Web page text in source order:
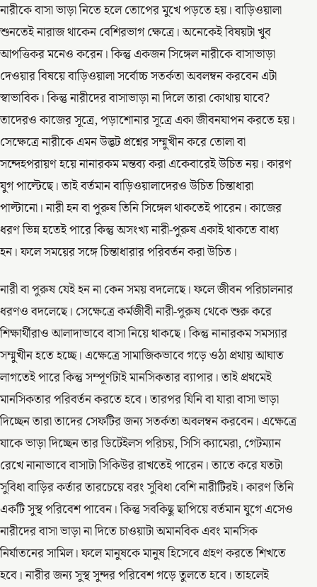
নারীকে বাসা ভাড়া নিতে হলে তোপের মুখে পড়তে হয়। বাড়িওয়ালা
শুনতেই নারাজ থাকেন বেশিরভাগ ক্ষেত্রে। অনেকেই বিষয়টা খুব
আপত্তিকর মনেও করেন। কিন্তু একজন সিঙ্গেল নারীকে বাসাভাড়া
দেওয়ার বিষয়ে বাড়িওয়ালা সর্বোচ্চ সতর্কতা অবলম্বন করবেন এটা
স্বাভাবিক। কিন্তু নারীদের বাসাভাড়া না দিলে তারা কোথায় যাবে?
তাদেরও কাজের সূত্রে, পড়াশোনার সূত্রে একা জীবনযাপন করতে হয়।
সেক্ষেত্রে নারীকে এমন উদ্ভট প্রশ্নের সম্মুখীন করে তোলা বা
সন্দেহপরায়ণ হয়ে নানারকম মন্তব্য করা একেবারেই উচিত নয়। কারণ
যুগ পাল্টেছে। তাই বর্তমান বাড়িওয়ালাদেরও উচিত চিন্তাধারা
পাল্টানো। নারী হন বা পুরুষ তিনি সিঙ্গেল থাকতেই পারেন। কাজের
ধরণ ভিন্ন হতেই পারে কিন্তু অসংখ্য নারী-পুরুষ একাই থাকতে বাধ্য
হন। ফলে সময়ের সঙ্গে চিন্তাধারার পরিবর্তন করা উচিত।
নারী বা পুরুষ যেই হন না কেন সময় বদলেছে। ফলে জীবন পরিচালনার
ধরণও বদলেছে। সেক্ষেত্রে কর্মজীবী নারী-পুরুষ থেকে শুরু করে
শিক্ষার্থীরাও আলাদাভাবে বাসা নিয়ে থাকছে। কিন্তু নানারকম সমস্যার
সম্মুখীন হতে হচ্ছে। এক্ষেত্রে সামাজিকভাবে গড়ে ওঠা প্রথায় আঘাত
লাগতেই পারে কিন্তু সম্পূর্ণটাই মানসিকতার ব্যাপার। তাই প্রথমেই
মানসিকতার পরিবর্তন করতে হবে। তারপর যিনি বা যারা বাসা ভাড়া
দিচ্ছেন তারা তাদের সেফটির জন্য সতর্কতা অবলম্বন করবেন। এক্ষেত্রে
যাকে ভাড়া দিচ্ছেন তার ডিটেইলস পরিচয়, সিসি ক্যামেরা, গেটম্যান
রেখে নানাভাবে বাসাটা সিকিউর রাখতেই পারেন। তাতে করে যতটা
সুবিধা বাড়ির কর্তার তারচেয়ে বরং সুবিধা বেশি নারীটিরই। কারণ তিনি
একটি সুস্থ পরিবেশ পাবেন। কিন্তু সবকিছু ছাপিয়ে বর্তমান যুগে এসেও
নারীদের বাসা ভাড়া না দিতে চাওয়াটা অমানবিক এবং মানসিক
নির্যাতনের সামিল। ফলে মানুষকে মানুষ হিসেবে গ্রহণ করতে শিখতে
হবে। নারীর জন্য সুস্থ সুন্দর পরিবেশ গড়ে তুলতে হবে। তাহলেই